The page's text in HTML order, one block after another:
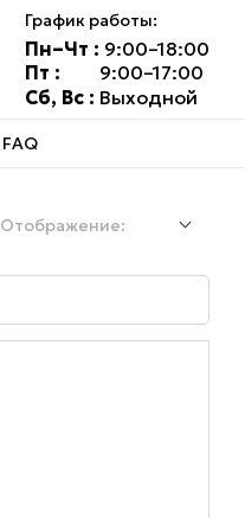
График работы:
Пн–Чт : 9:00–18:00
Пт :
9:00–17:00
Сб, Вс : Выходной
FAQ
Отображение: